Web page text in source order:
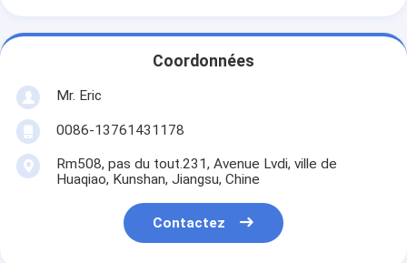
Coordonnées
Mr. Eric
0086-13761431178
Rm508, pas du tout.231, Avenue Lvdi, ville de
Huaqiao, Kunshan, Jiangsu, Chine
Contactez